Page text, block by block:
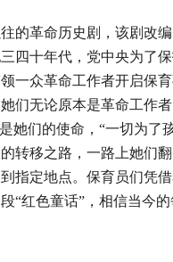
的革命历史剧，该剧改
四十年代，党中央为了
一众革命工作者开启保
们无论原本是革命工作
她们的使命，“一切为了
转移之路，一路上她们
指定地点。保育员们凭
“红色童话”，相信当今